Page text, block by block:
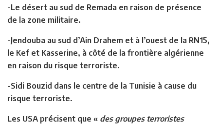
-Le désert au sud de Remada en raison de présence
de la zone militaire.
-Jendouba au sud d’Ain Drahem et à l’ouest de la RN15,
le Kef et Kasserine, à côté de la frontière algérienne
en raison du risque terroriste.
-Sidi Bouzid dans le centre de la Tunisie à cause du
risque terroriste.
Les USA précisent que « des groupes terroristes